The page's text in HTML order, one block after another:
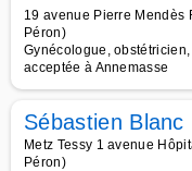
19 avenue Pierre Mendès
Péron)
Gynécologue,
acceptée à Annemasse
Sébastien Blanc
Metz Tessy 1 avenue
Péron)